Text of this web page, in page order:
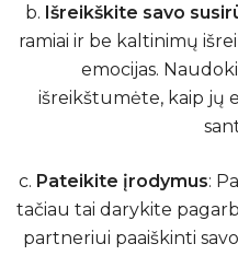
b. Išreikškite savo
ramiai ir be kaltinimų
emocijas.
išreikštumėte, kaip jų
c. Pateikite įrodymus:
tačiau tai darykite
partneriui paaiškinti